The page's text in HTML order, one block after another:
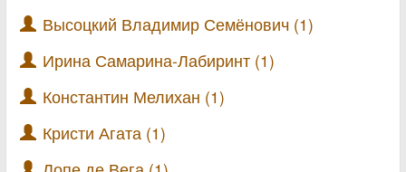
Высоцкий Владимир Семёнович (1)
Ирина Самарина-Лабиринт (1)
Константин Мелихан (1)
Кристи Агата (1)